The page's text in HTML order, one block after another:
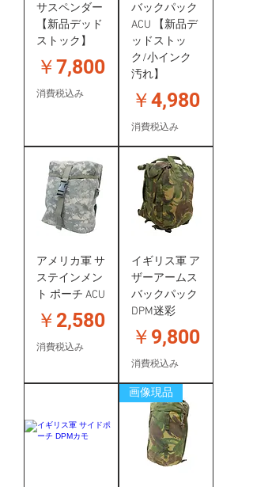
サスペンダー
【新品デッド
ストック】
価格
￥7,800
消費税込み
バックパック
ACU 【新品デ
ッドストッ
ク/小インク
汚れ】
価格
￥4,980
消費税込み
アメリカ軍 サ
ステインメン
ト ポーチ ACU
価格
￥2,580
消費税込み
イギリス軍 ア
ザーアームス
バックパック
DPM迷彩
価格
￥9,800
消費税込み
画像現品